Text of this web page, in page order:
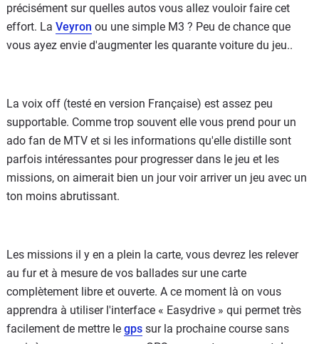
précisément sur quelles autos vous allez vouloir faire cet
effort. La Veyron ou une simple M3 ? Peu de chance que
vous ayez envie d'augmenter les quarante voiture du jeu..
La voix off (testé en version Française) est assez peu
supportable. Comme trop souvent elle vous prend pour un
ado fan de MTV et si les informations qu'elle distille sont
parfois intéressantes pour progresser dans le jeu et les
missions, on aimerait bien un jour voir arriver un jeu avec un
ton moins abrutissant.
Les missions il y en a plein la carte, vous devrez les relever
au fur et à mesure de vos ballades sur une carte
complètement libre et ouverte. A ce moment là on vous
apprendra à utiliser l'interface « Easydrive » qui permet très
facilement de mettre le gps sur la prochaine course sans